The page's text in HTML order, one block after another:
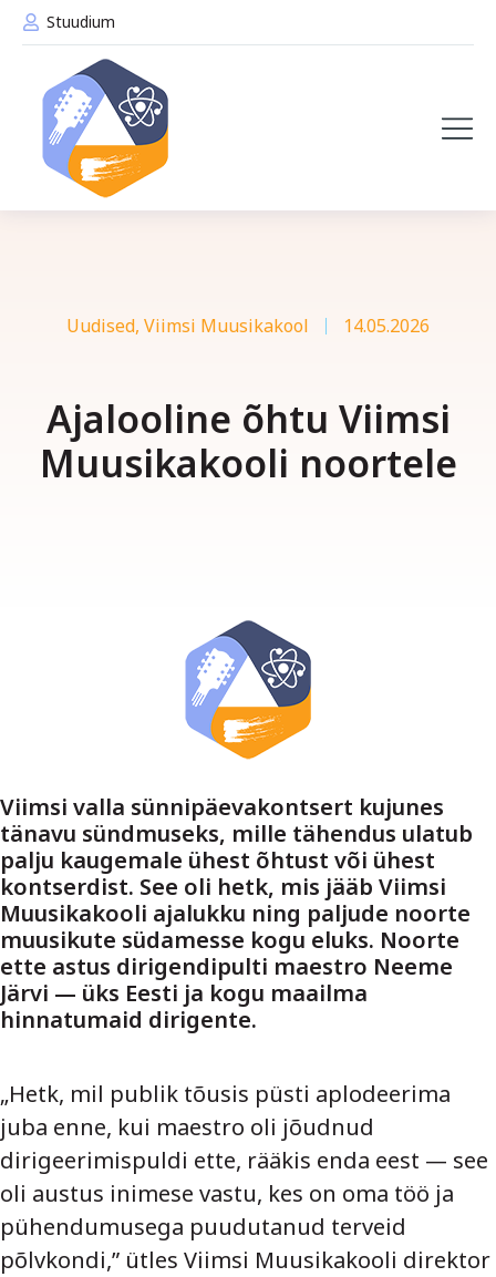
Stuudium
Uudised, Viimsi Muusikakool 14.05.2026
Ajalooline õhtu Viimsi
Muusikakooli noortele
Viimsi valla sünnipäevakontsert kujunes
tänavu sündmuseks, mille tähendus ulatub
palju kaugemale ühest õhtust või ühest
kontserdist. See oli hetk, mis jääb Viimsi
Muusikakooli ajalukku ning paljude noorte
muusikute südamesse kogu eluks. Noorte
ette astus dirigendipulti maestro Neeme
Järvi — üks Eesti ja kogu maailma
hinnatumaid dirigente.
„Hetk, mil publik tõusis püsti aplodeerima
juba enne, kui maestro oli jõudnud
dirigeerimispuldi ette, rääkis enda eest — see
oli austus inimese vastu, kes on oma töö ja
pühendumusega puudutanud terveid
põlvkondi,” ütles Viimsi Muusikakooli direktor